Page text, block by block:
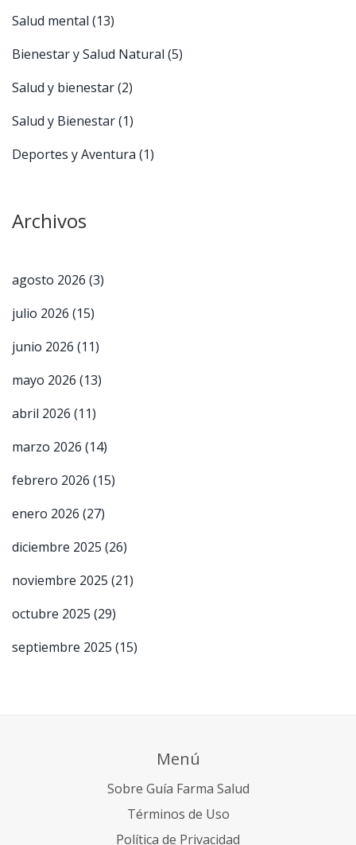
Salud mental (13)
Bienestar y Salud Natural (5)
Salud y bienestar(2)
Salud y Bienestar(1)
Deportes y Aventura (1)
Archivos
agosto 2026 (3)
julio 2026 (15)
junio 2026 (11)
mayo 2026 (13)
abril 2026 (11)
marzo 2026 (14)
febrero 2026 (15)
enero 2026 (27)
diciembre 2025 (26)
noviembre 2025 (21)
octubre 2025 (29)
septiembre 2025 (15)
Menú
Sobre Guía Farma Salud
Términos de Uso
Política de Privacidad